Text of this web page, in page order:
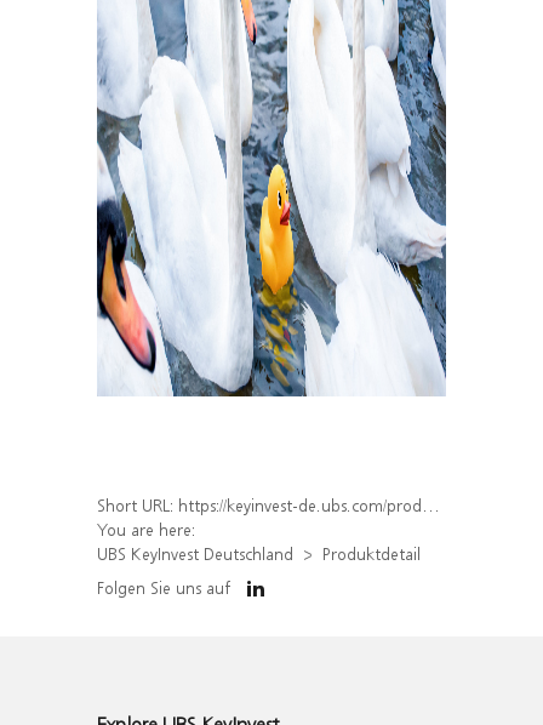
Short URL: https://keyinvest-de.ubs.com/produkt/detail/index/isin/DE000WA9QAL5
You are here:
UBS KeyInvest Deutschland
Produktdetail
Folgen Sie uns auf